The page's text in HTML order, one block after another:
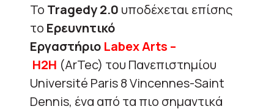
Το Tragedy 2.0 υποδέχεται επίσης
το Ερευνητικό
Εργαστήριο LabexArts –
H2H (ArTec) του Πανεπιστημίου
Université Paris 8 Vincennes-Saint
Dennis, ένα από τα πιο σημαντικά